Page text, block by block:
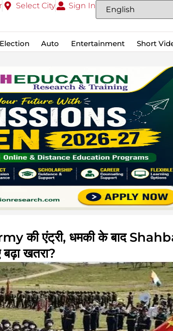
Select City Sign In
Election Auto Entertainment Short
की एंट्री, धमकी के बाद
खतरा?